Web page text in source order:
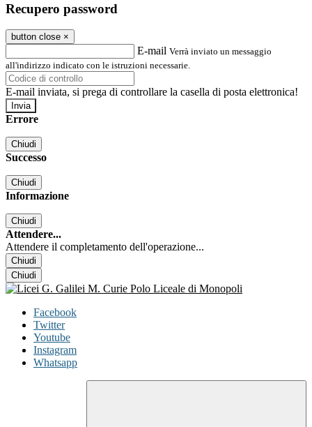
Recupero password
button close ×
E-mail Verrà inviato un messaggio
all'indirizzo indicato con le istruzioni necessarie.
E-mail inviata, si prega di controllare la casella di posta elettronica!
Errore
Chiudi
Successo
Chiudi
Informazione
Chiudi
Attendere...
Attendere il completamento dell'operazione...
Chiudi
Chiudi
Facebook
Twitter
Youtube
Instagram
Whatsapp